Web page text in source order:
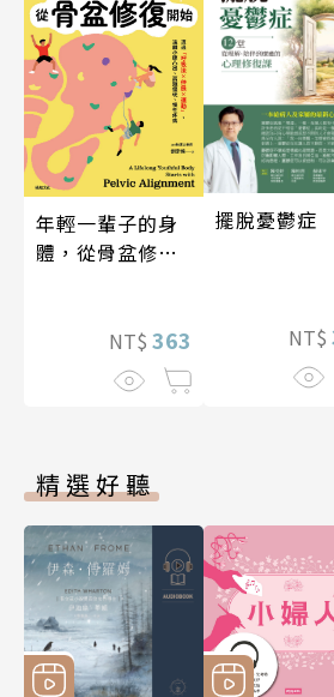
年輕一輩子的身
體，從骨盆修復
動」，遠離小腹
凸出、肩頸僵
硬、慢性疼痛
NT$ 363
擺脫憂鬱症
NT$
精選好聽